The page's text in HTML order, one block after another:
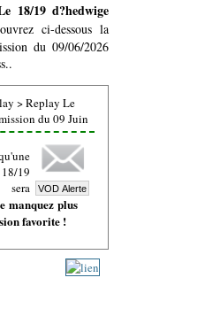
18/19 d?hedwige
ci-dessous la
du 09/06/2026
>Replay Le
du 09 Juin
19
sera
manquez plus
favorite !